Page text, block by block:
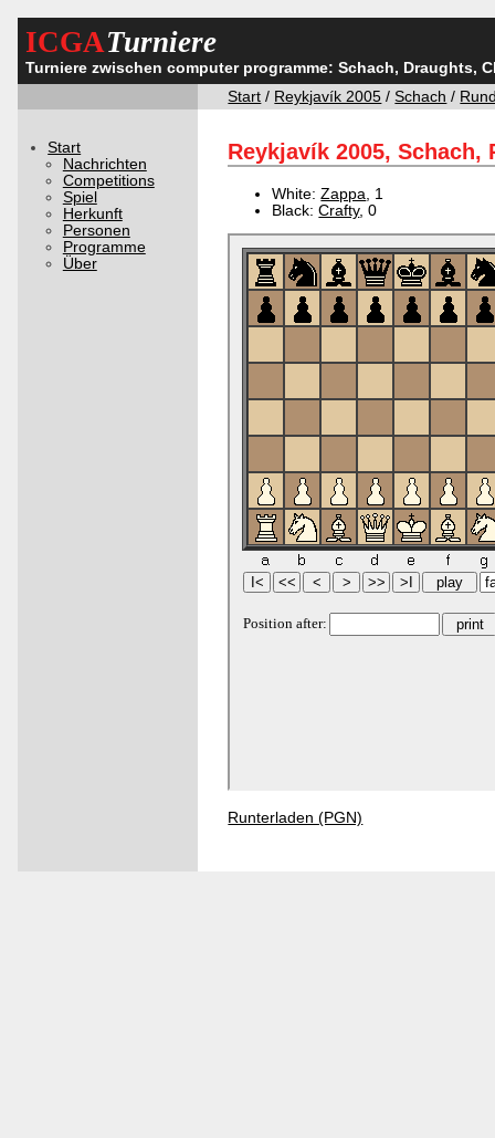
ICGATurniere
Turniere zwischen computer programme: Schach, Draughts,
Start / Reykjavík 2005 /Schach /
Start
Nachrichten
Competitions
Spiel
Herkunft
Personen
Programme
Über
Reykjavík 2005, Schach,
White:Zappa , 1
Black:Crafty, 0
Runterladen (PGN)